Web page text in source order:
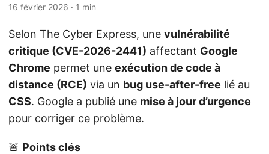
16 février 2026 · 1 min
Selon The Cyber Express, une vulnérabilité
critique (CVE-2026-2441) affectant Google
Chrome permet une exécution de code à
distance (RCE) via un bug use-after-free lié au
CSS. Google a publié une mise à jour d’urgence
pour corriger ce problème.
🚨 Points clés